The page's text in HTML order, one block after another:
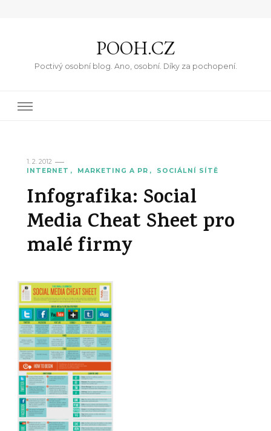
POOH.CZ
Poctivý osobní blog. Ano, osobní. Díky za pochopení.
1. 2. 2012
INTERNET
MARKETING A PR SOCIÁLNÍ SÍTĚ
Infografika: Social
Media Cheat Sheet pro
malé firmy